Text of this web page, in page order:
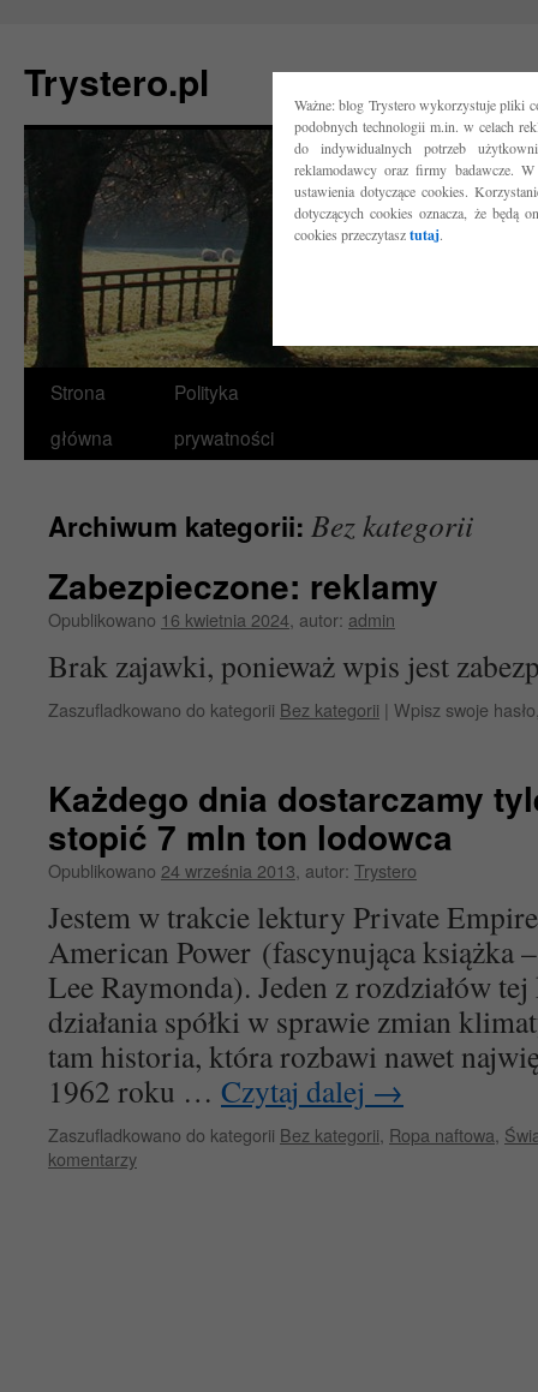
Ważne: blog Trystero wykorzystuje pliki
podobnych technologii m.in. w celach
do indywidualnych potrzeb
reklamodawcy oraz firmy badawcze.
ustawienia dotyczące cookies.
dotyczących cookies oznacza, że będą
cookies przeczytasztutaj.
Trystero.pl
Przejdź
do
Strona
główna
Polityka
prywatności
Archiwum kategorii: Bez kategorii
Zabezpieczone: reklamy
Opublikowano 16 kwietnia 2024 autor: admin
Brak zajawki, ponieważ wpis jest
Zaszufladkowano do kategorii Bez kategorii | Wpisz swoje
Każdego dnia dostarczamy
stopić 7 mln ton lodowca
Opublikowano 24 września 2013 autor: Trystero
Jestem w trakcie lektury Private
American Power (fascynująca książka
Lee Raymonda). Jeden z rozdziałów
działania spółki w sprawie zmian
tam historia, która rozbawi nawet
1962 roku … Czytaj dalej →
Zaszufladkowano do kategorii Bez kategorii Ropa naftowa
komentarzy